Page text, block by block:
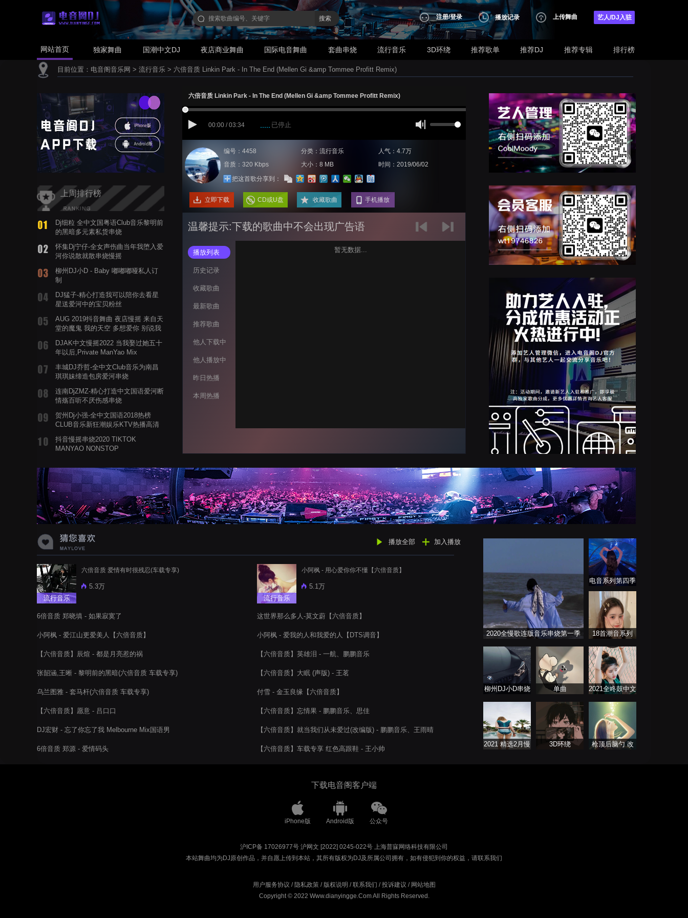
搜索 注册/登录 播放记录 上传舞曲 艺人/DJ入驻
网站首页 独家舞曲 国潮中文DJ 夜店商业舞曲 国际电音舞曲 套曲串烧 流行音乐 3D环绕 推荐歌单 推荐DJ 推荐专辑 排行榜
目前位置： 电音阁音乐网 > 流行音乐 > 六倍音质 Linkin Park - In The End (Mellen Gi &amp Tommee Profitt Remix)
上周排行榜
Dj细粒 全中文国粤语Club音乐黎明前
的黑暗多元素私货串烧
怀集Dj宁仔-全女声伤曲当年我堕入爱
河你说散就散串烧慢摇
柳州DJ小D - Baby 嘟嘟嘟哑私人订
制
DJ猛子-精心打造我可以陪你去看星
星送爱河中的宝贝粉丝
AUG 2019抖音舞曲 夜店慢摇 来自天
堂的魔鬼 我的天空 多想爱你 别说我
DJAK中文慢摇2022 当我娶过她五十
年以后,Private ManYao Mix
丰城DJ乔哲-全中文Club音乐为南昌
琪琪妹缔造包房爱河串烧
连南DjZMZ-精心打造中文国语爱河断
情殇百听不厌伤感串烧
贺州Dj小强-全中文国语2018热榜
CLUB音乐新狂潮娱乐KTV热播高清
抖音慢摇串烧2020 TIKTOK
MANYAO NONSTOP
蝉爸爸妈妈爱存在夏天的风是想你的
声音啊
六倍音质 Linkin Park - In The End (Mellen Gi &amp Tommee Profitt Remix)
00:00 / 03:34 已停止
编号：4458 分类：流行音乐
人气：4.7万
音质：320 Kbps
大小：8 MB
时间：2019/06/02
把这首歌分享到：
立即下载 CD或U盘 收藏歌曲 手机播放
温馨提示:下载的歌曲中不会出现广告语
播放列表
历史记录
收藏歌曲
最新歌曲
推荐歌曲
他人下载中
他人播放中
昨日热播
本周热播
暂无数据...
播放全部 加入播放
流行音乐
六倍音质 爱情有时很残忍(车载专享)
5.3万
6倍音质 郑晓填 - 如果寂寞了
小阿枫 - 爱江山更爱美人【六倍音质】
【六倍音质】辰煊 - 都是月亮惹的祸
张韶涵,王晰 - 黎明前的黑暗(六倍音质 车载专享)
乌兰图雅 - 套马杆(六倍音质 车载专享)
【六倍音质】愿意 - 吕口口
DJ宏财 - 忘了你忘了我 Melbourne Mix国语男
6倍音质 郑源 - 爱情码头
流行音乐
小阿枫 - 用心爱你你不懂【六倍音质】
5.1万
这世界那么多人-莫文蔚【六倍音质】
小阿枫 - 爱我的人和我爱的人【DTS调音】
【六倍音质】英雄泪 - 一航、鹏鹏音乐
【六倍音质】大眠 (声版) - 王茗
付雪 - 金玉良缘【六倍音质】
【六倍音质】忘情果 - 鹏鹏音乐、思佳
【六倍音质】就当我们从未爱过(改编版) - 鹏鹏音乐、王雨晴
【六倍音质】车载专享 红色高跟鞋 - 王小帅
2020全慢歌连版音乐串烧第一季
电音系列第四季
18首潮音系列
柳州DJ小D串烧
单曲
2021全咚鼓中文
2021 精选2月慢
3D环绕
枪顶后脑勺 改
下载电音阁客户端
iPhone版 Android版 公众号
沪ICP备 17026977号 沪网文 [2022] 0245-022号 上海普寐网络科技有限公司
本站舞曲均为DJ原创作品，并自愿上传到本站，其所有版权为DJ及所属公司拥有，如有侵犯到你的权益，请联系我们
用户服务协议 / 隐私政策/ 版权说明 /联系我们 /投诉建议 / 网站地图
Copyright © 2022 Www.dianyingge.Com All Rights Reserved.